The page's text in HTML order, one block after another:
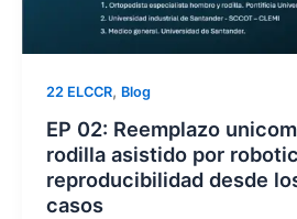
22 ELCCR, Blog
EP 02: Reemplazo
rodilla asistido por
reproducibilidad desde
casos